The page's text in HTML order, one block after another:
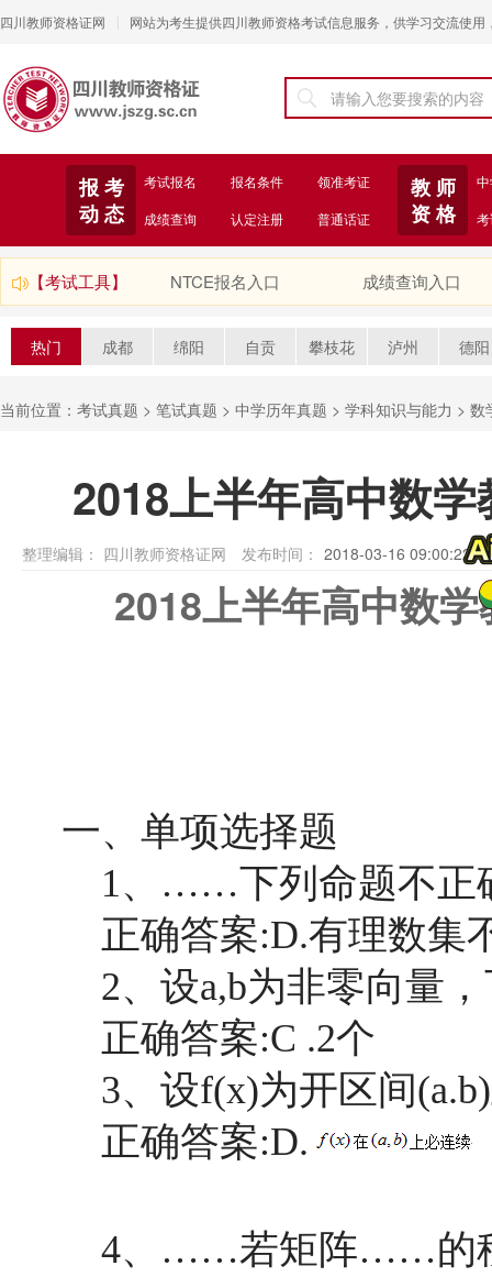
四川教师资格证网 网站为考生提供四川教师资格考试信息服务，供学习交流使
报 考
动 态
考试报名 报名条件
领准考证
成绩查询
认定注册 普通话证
教 师
资 格
【考试工具】 NTCE报名入口 成绩查询入口
热门 成都 绵阳 自贡 攀枝花 泸州 德阳
当前位置： 考试真题 > 笔试真题 > 中学历年真题 > 学科知识与能力 > 数
2018上半年高中数
整理编辑： 四川教师资格证网 发布时间： 2018-03-16 09:00:22
2018上半年高中数
一、单项选择题
1、……下列命题不正
正确答案:D.有理数集
2、设a,b为非零向量
正确答案:C .2个
3、设f(x)为开区间
正确答案:D.
4、……若矩阵……的秩